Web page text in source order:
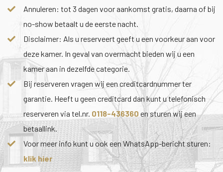
Annuleren: tot 3 dagen voor aankomst gratis, daarna of bij
no-show betaalt u de eerste nacht.
Disclaimer: Als u reserveert geeft u een voorkeur aan voor
deze kamer. In geval van overmacht bieden wij u een
kamer aan in dezelfde categorie.
Bij reserveren vragen wij een creditcardnummer ter
garantie. Heeft u geen creditcard dan kunt u telefonisch
reserveren via tel.nr. 0118-436360 en sturen wij een
betaallink.
Voor meer info kunt u ook een WhatsApp-bericht sturen:
klik hier